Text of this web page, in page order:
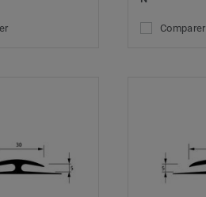
Comparer